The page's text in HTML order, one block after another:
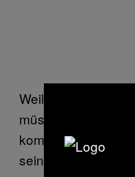
Weil Briar auf
müssen User, die
kommunizieren, im
sein. Nur so